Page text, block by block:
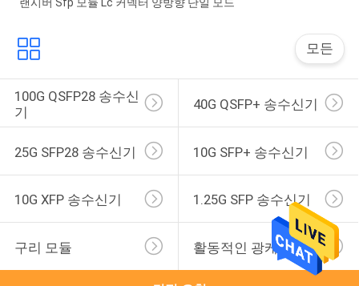
모든
100G QSFP28 송수신
기
40G QSFP+ 송수신기
25G SFP28 송수신기 10G SFP+ 송수신기
10G XFP 송수신기 1.25G SFP 송수신기
구리 모듈 활동적인 광케이블